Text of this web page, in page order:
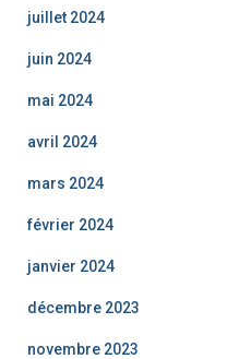
juillet 2024
juin 2024
mai 2024
avril 2024
mars 2024
février 2024
janvier 2024
décembre 2023
novembre 2023